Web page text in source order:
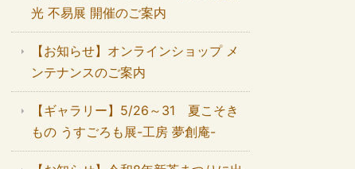
光 不易展 開催のご案内
【お知らせ】オンラインショップ メ
ンテナンスのご案内
【ギャラリー】5/26～31 夏こそき
もの うすごろも展-工房 夢創庵-